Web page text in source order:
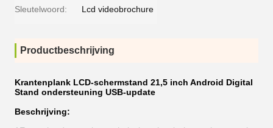
Sleutelwoord: Lcd videobrochure
Productbeschrijving
Krantenplank LCD-schermstand 21,5 inch Android Digital
Stand ondersteuning USB-update
Beschrijving: